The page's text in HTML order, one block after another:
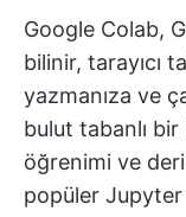
Google Colab,
bilinir, tarayıcı
yazmanıza ve
bulut tabanlı
öğrenimi ve
popüler Jupyter